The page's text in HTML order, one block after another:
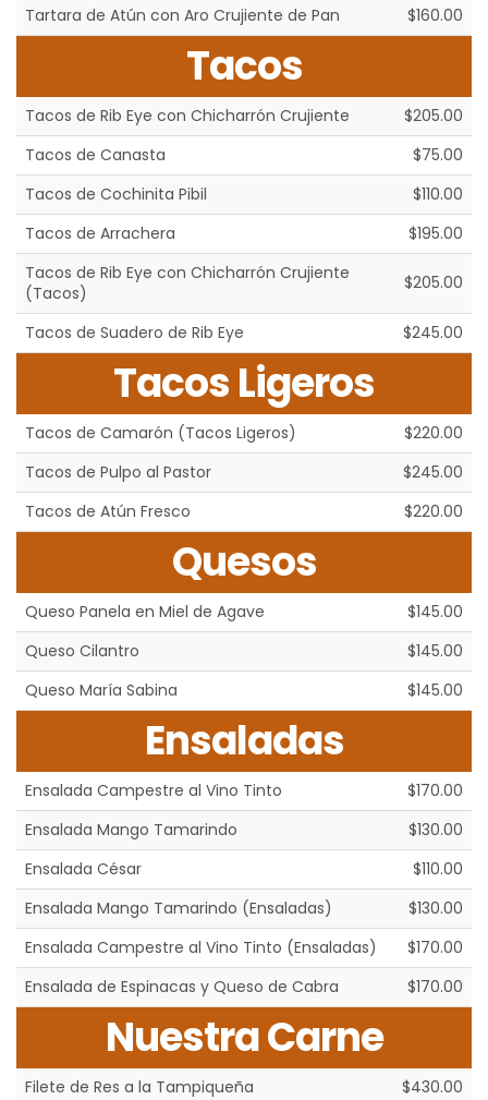
Tartara de Atún con Aro Crujiente de Pan $160.00
Tacos
Tacos de Rib Eye con Chicharrón Crujiente
$205.00
Tacos de Canasta
$75.00
Tacos de Cochinita Pibil
$110.00
Tacos de Arrachera
$195.00
Tacos de Rib Eye con Chicharrón Crujiente
(Tacos)
$205.00
Tacos de Suadero de Rib Eye $245.00
Tacos Ligeros
Tacos de Camarón (Tacos Ligeros)
$220.00
Tacos de Pulpo al Pastor
$245.00
Tacos de Atún Fresco
$220.00
Quesos
Queso Panela en Miel de Agave
$145.00
Queso Cilantro
$145.00
Queso María Sabina
$145.00
Ensaladas
Ensalada Campestre al Vino Tinto
$170.00
Ensalada Mango Tamarindo
$130.00
Ensalada César
$110.00
Ensalada Mango Tamarindo (Ensaladas)
$130.00
Ensalada Campestre al Vino Tinto (Ensaladas)
$170.00
Ensalada de Espinacas y Queso de Cabra
$170.00
Nuestra Carne
Filete de Res a la Tampiqueña
$430.00